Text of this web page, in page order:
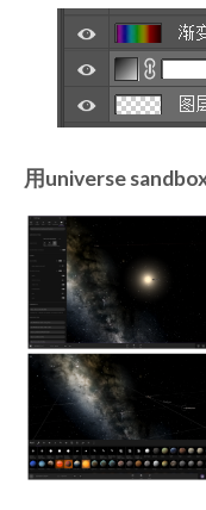
用universe